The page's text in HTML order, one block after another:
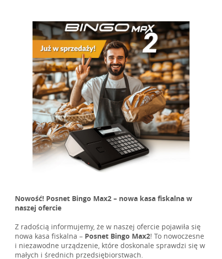
Nowość! Posnet Bingo Max2 – nowa kasa fiskalna w
naszej ofercie
Z radością informujemy, że w naszej ofercie pojawiła się
nowa kasa fiskalna – Posnet Bingo Max2! To nowoczesne
i niezawodne urządzenie, które doskonale sprawdzi się w
małych i średnich przedsiębiorstwach.